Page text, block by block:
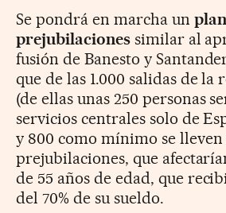
Se pondrá en marcha un
prejubilacionessimilar al
fusión de Banesto y
que de las 1.000 salidas de la
(de ellas unas 250 personas
servicios centrales solo de
y 800 como mínimo se
prejubilaciones, que
de 55 años de edad, que
del 70% de su sueldo.